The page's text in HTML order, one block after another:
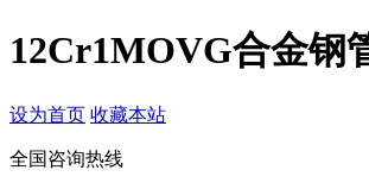
12Cr1MOVG合金钢
设为首页 收藏本站
全国咨询热线